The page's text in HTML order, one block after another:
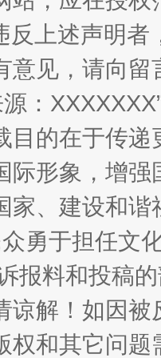
反上述声明
意见，请向
源：
目的在于传
际形象，增
家、建设和
勇于担任文
报料和投稿
谅解！如因
权和其它问题